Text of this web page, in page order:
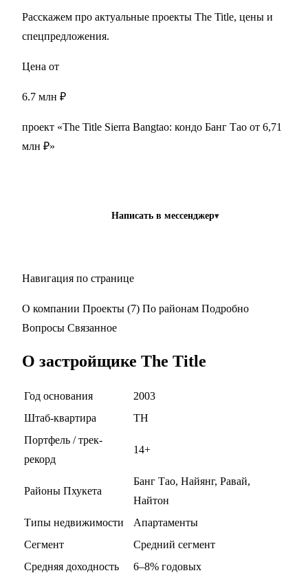
Расскажем про актуальные проекты The Title, цены и
спецпредложения.
Цена от
6.7 млн ₽
проект «The Title Sierra Bangtao: кондо Банг Тао от 6,71
млн ₽»
Написать в мессенджер
Навигация по странице
О компании Проекты (7) По районам Подробно
Вопросы Связанное
О застройщике The Title
Год основания
2003
Штаб-квартира
TH
Портфель / трек-
рекорд
14+
Районы Пхукета
Банг Тао, Найянг, Равай,
Найтон
Типы недвижимости
Апартаменты
Сегмент
Средний сегмент
Средняя доходность
6–8% годовых